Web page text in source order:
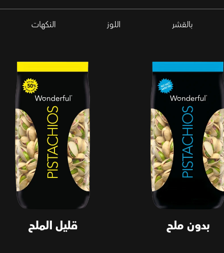
بالقشر اللوز النكهات
بدون ملح قليل الملح